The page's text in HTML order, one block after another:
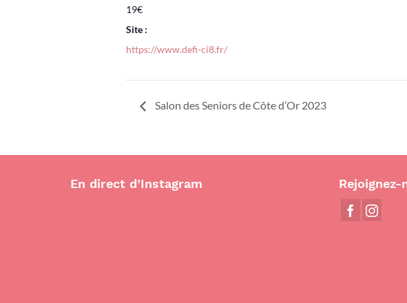
19€
Site :
https://www.defi-ci8.fr/
Salon des Seniors de Côte d’Or 2023
En direct d’Instagram Rejoignez-